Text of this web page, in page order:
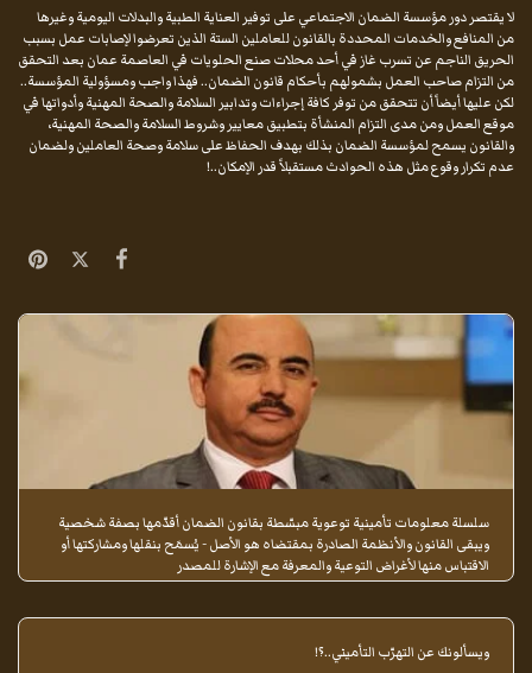
لا يقتصر دور مؤسسة الضمان الاجتماعي على توفير العناية الطبية والبدلات اليومية وغيرها
من المنافع والخدمات المحددة بالقانون للعاملين الستة الذين تعرضوا لإصابات عمل بسبب
الحريق الناجم عن تسرب غاز في أحد محلات صنع الحلويات في العاصمة عمان بعد التحقق
من التزام صاحب العمل بشمولهم بأحكام قانون الضمان.. فهذا واجب ومسؤولية المؤسسة..
لكن عليها أيضاً أن تتحقق من توفر كافة إجراءات وتدابير السلامة والصحة المهنية وأدواتها في
موقع العمل ومن مدى التزام المنشأة بتطبيق معايير وشروط السلامة والصحة المهنية،
والقانون يسمح لمؤسسة الضمان بذلك بهدف الحفاظ على سلامة وصحة العاملين ولضمان
عدم تكرار وقوع مثل هذه الحوادث مستقبلاً قدر الإمكان..!
سلسلة معلومات تأمينية توعوية مبسّطة بقانون الضمان أقدّمها بصفة شخصية
ويبقى القانون والأنظمة الصادرة بمقتضاه هو الأصل - يُسمَح بنقلها ومشاركتها أو
الاقتباس منها لأغراض التوعية والمعرفة مع الإشارة للمصدر
ويسألونك عن التهرّب التأميني..؟!